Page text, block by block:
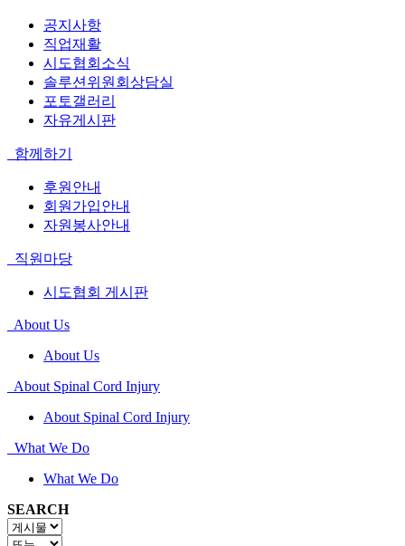
공지사항
직업재활
시도협회소식
솔루션위원회상담실
포토갤러리
자유게시판
함께하기
후원안내
회원가입안내
자원봉사안내
직원마당
시도협회 게시판
About Us
About Us
About Spinal Cord Injury
About Spinal Cord Injury
What We Do
What We Do
SEARCH